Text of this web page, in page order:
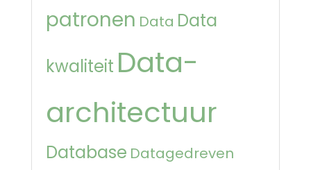
patronen Data Data
kwaliteit Data-
architectuur
Database Datagedreven